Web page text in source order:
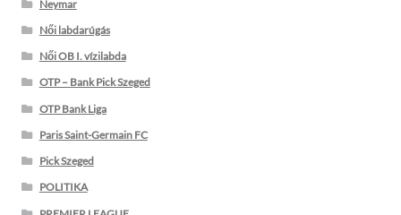
Neymar
Női labdarúgás
Női OB I. vízilabda
OTP – Bank Pick Szeged
OTP Bank Liga
Paris Saint-Germain FC
Pick Szeged
POLITIKA